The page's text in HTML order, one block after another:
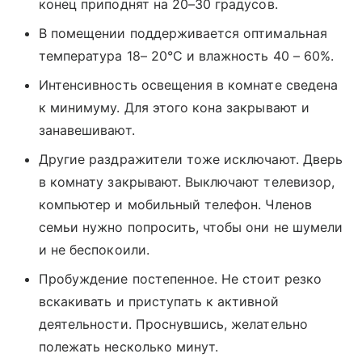
конец приподнят на 20–30 градусов.
В помещении поддерживается оптимальная
температура 18– 20°С и влажность 40 – 60%.
Интенсивность освещения в комнате сведена
к минимуму. Для этого кона закрывают и
занавешивают.
Другие раздражители тоже исключают. Дверь
в комнату закрывают. Выключают телевизор,
компьютер и мобильный телефон. Членов
семьи нужно попросить, чтобы они не шумели
и не беспокоили.
Пробуждение постепенное. Не стоит резко
вскакивать и приступать к активной
деятельности. Проснувшись, желательно
полежать несколько минут.